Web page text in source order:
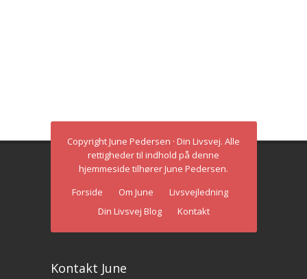
Copyright June Pedersen · Din Livsvej. Alle
rettigheder til indhold på denne
hjemmeside tilhører June Pedersen.
Forside
Om June
Livsvejledning
Din Livsvej Blog
Kontakt
Kontakt June